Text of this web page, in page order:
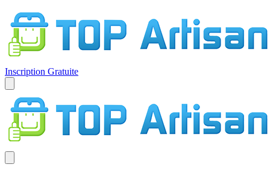
Inscription Gratuite